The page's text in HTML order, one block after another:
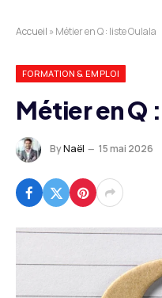
Accueil »Métier en Q : liste Oulala
FORMATION & EMPLOI
Métier en Q
ByNaël 15 mai 2026